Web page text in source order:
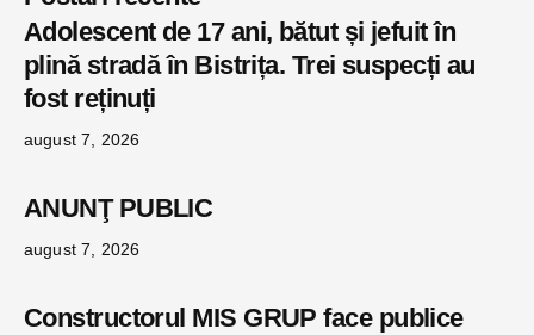
Adolescent de 17 ani, bătut și jefuit în
plină stradă în Bistrița. Trei suspecți au
fost reținuți
august 7, 2026
ANUNŢ PUBLIC
august 7, 2026
Constructorul MIS GRUP face publice